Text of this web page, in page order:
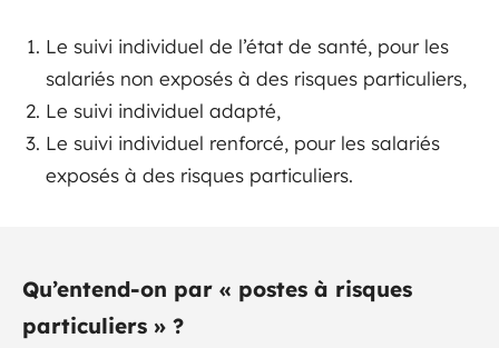
Le suivi individuel de l’état de santé, pour les
salariés non exposés à des risques particuliers,
Le suivi individuel adapté,
Le suivi individuel renforcé, pour les salariés
exposés à des risques particuliers.
Qu’entend-on par « postes à risques
particuliers » ?